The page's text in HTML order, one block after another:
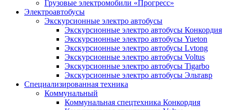
Грузовые электромобили «Прогресс»
Электроавтобусы
Экскурсионные электро автобусы
Экскурсионные электро автобусы Конкордия
Экскурсионные электро автобусы Yueton
Экскурсионные электро автобусы Lvtong
Экскурсионные электро автобусы Voltus
Экскурсионные электро автобусы Tigarbo
Экскурсионные электро автобусы Эльтавр
Специализированная техника
Коммунальный
Коммунальная спецтехника Конкордия